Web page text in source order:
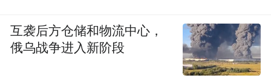
互袭后方仓储和物流中心，
俄乌战争进入新阶段